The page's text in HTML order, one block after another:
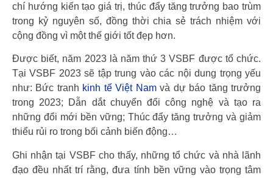
chí hướng kiến tạo giá trị, thúc đẩy tăng trưởng bao trùm
trong kỷ nguyên số, đồng thời chia sẻ trách nhiệm với
cộng đồng vì một thế giới tốt đẹp hơn.
Được biết, năm 2023 là năm thứ 3 VSBF được tổ chức.
Tại VSBF 2023 sẽ tập trung vào các nội dung trọng yếu
như: Bức tranh kinh tế Việt Namvà dự báo tăng trưởng
trong 2023; Dẫn dắt chuyển đổi công nghệ và tạo ra
những đổi mới bền vững; Thúc đẩy tăng trưởng và giảm
thiểu rủi ro trong bối cảnh biến động…
Ghi nhận tại VSBF cho thấy, những tổ chức và nhà lãnh
đạo đều nhất trí rằng, đưa tính bền vững vào trọng tâm